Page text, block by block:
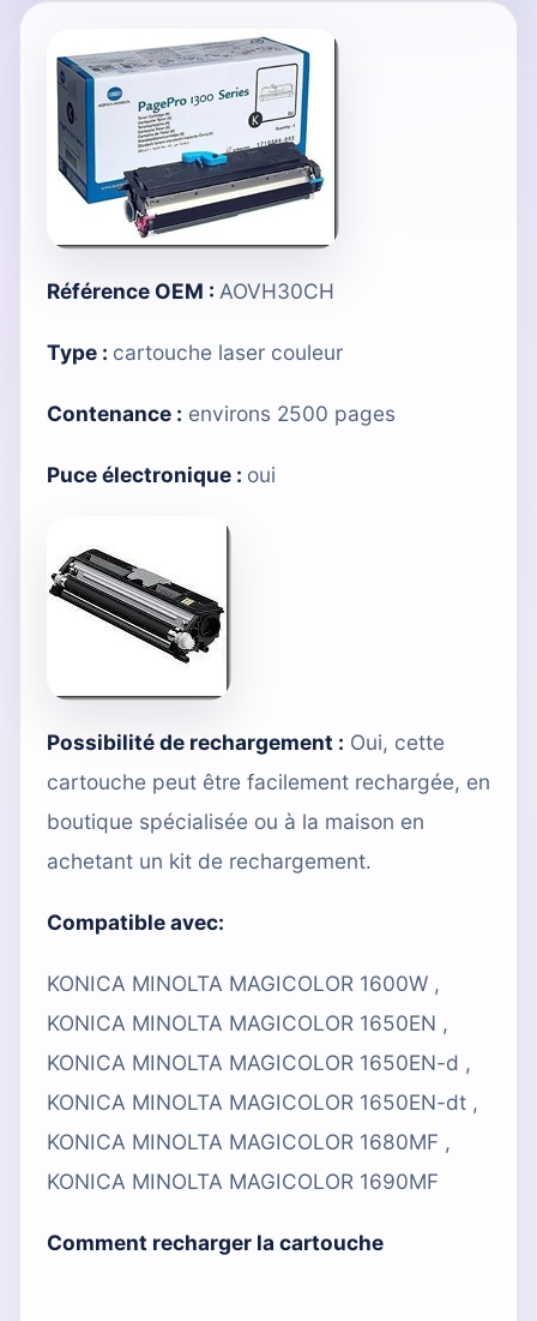
Référence OEM : AOVH30CH
Type : cartouche laser couleur
Contenance : environs 2500 pages
Puce électronique : oui
Possibilité de rechargement : Oui, cette
cartouche peut être facilement rechargée, en
boutique spécialisée ou à la maison en
achetant un kit de rechargement.
Compatible avec:
KONICA MINOLTA MAGICOLOR 1600W ,
KONICA MINOLTA MAGICOLOR 1650EN ,
KONICA MINOLTA MAGICOLOR 1650EN-d ,
KONICA MINOLTA MAGICOLOR 1650EN-dt ,
KONICA MINOLTA MAGICOLOR 1680MF ,
KONICA MINOLTA MAGICOLOR 1690MF
Comment recharger la cartouche